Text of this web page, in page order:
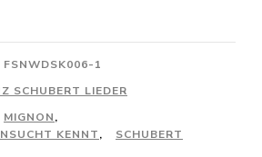
FSNWDSK006-1
SCHUBERT LIEDER
MIGNON,
KENNT, SCHUBERT